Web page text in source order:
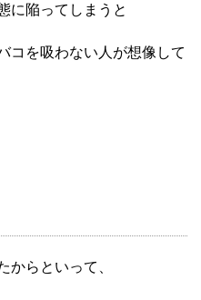
に陥ってしまうと
コを吸わない人が想像して
からといって、